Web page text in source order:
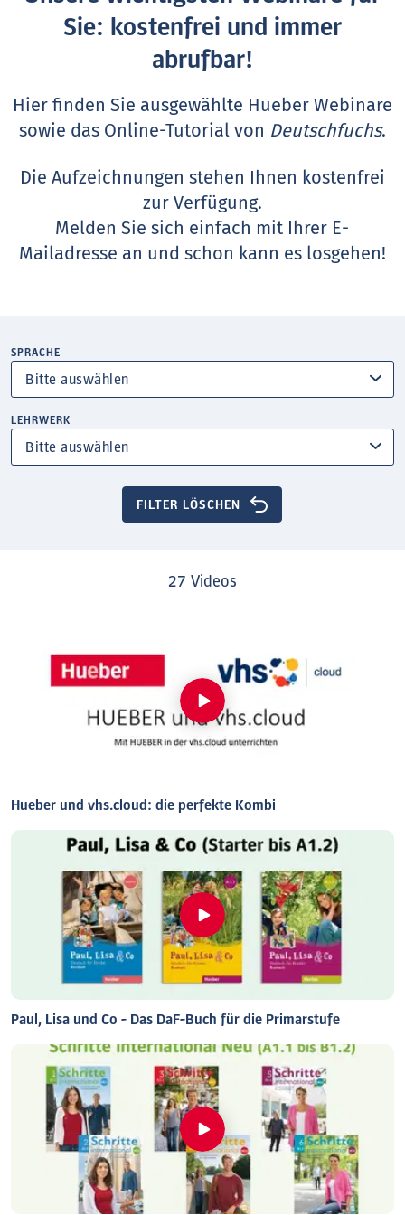
Sie: kostenfrei und immer
abrufbar!
Hier finden Sie ausgewählte Hueber Webinare
sowie das Online-Tutorial von Deutschfuchs.
Die Aufzeichnungen stehen Ihnen kostenfrei
zur Verfügung.
Melden Sie sich einfach mit Ihrer E-
Mailadresse an und schon kann es losgehen!
SPRACHE
LEHRWERK
FILTER LÖSCHEN
27 Videos
Hueber und vhs.cloud: die perfekte Kombi
Paul, Lisa und Co - Das DaF-Buch für die Primarstufe